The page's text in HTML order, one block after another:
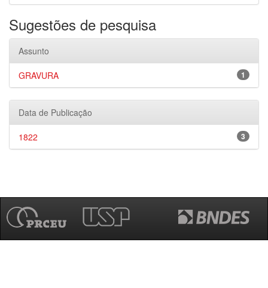
Sugestões de pesquisa
Assunto
1
GRAVURA
Data de Publicação
3
1822